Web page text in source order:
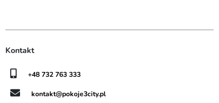
Kontakt
+48 732 763 333
kontakt@pokoje3city.pl